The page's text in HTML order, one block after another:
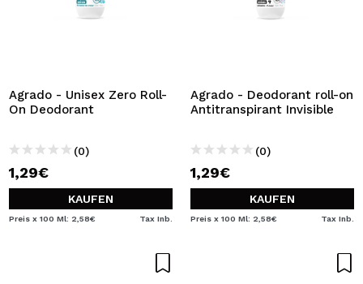
Agrado - Unisex Zero Roll-
On Deodorant
(0)
1,29€
KAUFEN
Preis x 100 Ml: 2,58€ Tax Inb.
Agrado - Deodorant roll-on
Antitranspirant Invisible
(0)
1,29€
KAUFEN
Preis x 100 Ml: 2,58€ Tax Inb.